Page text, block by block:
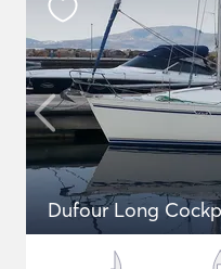
Dufour Long